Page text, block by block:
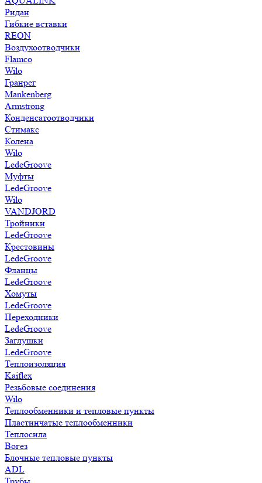
Ридан
Гибкие вставки
REON
Воздухоотводчики
Flamco
Wilo
Гранрег
Mankenberg
Armstrong
Конденсатоотводчики
Стимакс
Колена
Wilo
LedeGroove
Муфты
LedeGroove
Wilo
VANDJORD
Тройники
LedeGroove
Крестовины
LedeGroove
Фланцы
LedeGroove
Хомуты
LedeGroove
Переходники
LedeGroove
Заглушки
LedeGroove
Теплоизоляция
Kaiflex
Резьбовые соединения
Wilo
Теплообменники и тепловые пункты
Пластинчатые теплообменники
Теплосила
Вогез
Блочные тепловые пункты
ADL